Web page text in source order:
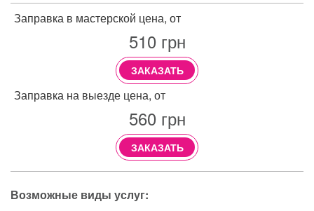
Заправка в мастерской цена, от
510грн
ЗАКАЗАТЬ
Заправка на выезде цена, от
560грн
ЗАКАЗАТЬ
Возможные виды услуг: